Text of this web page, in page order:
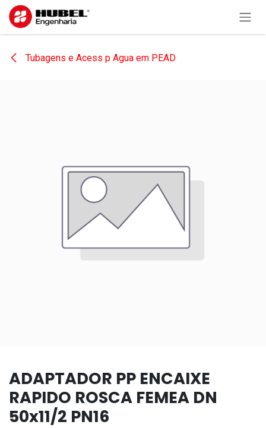
Pular para o conteúdo
Tubagens e Acess p Agua em PEAD
ADAPTADOR PP ENCAIXE
RAPIDO ROSCA FEMEA DN
50x11/2 PN16